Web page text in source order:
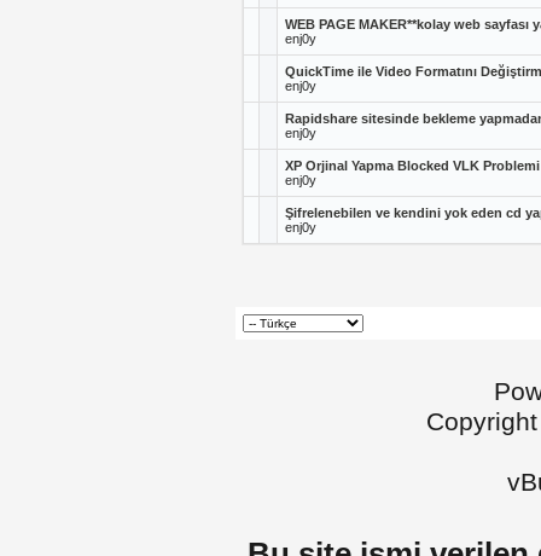
WEB PAGE MAKER**kolay web sayfası
enj0y
QuickTime ile Video Formatını
enj0y
Rapidshare sitesinde bekleme
enj0y
XP Orjinal Yapma Blocked VLK
enj0y
Şifrelenebilen ve kendini yok eden cd
enj0y